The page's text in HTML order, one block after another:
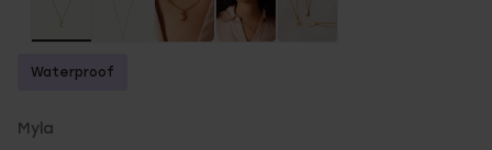
Waterproof
Myla